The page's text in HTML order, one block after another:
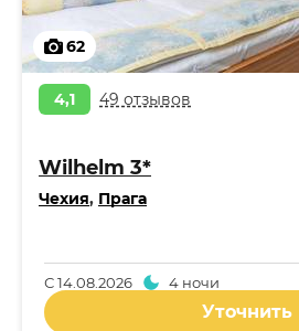
62
4,1 49 отзывов
Wilhelm 3*
Чехия, Прага
С14.08.2026 4 ночи
Уточнить